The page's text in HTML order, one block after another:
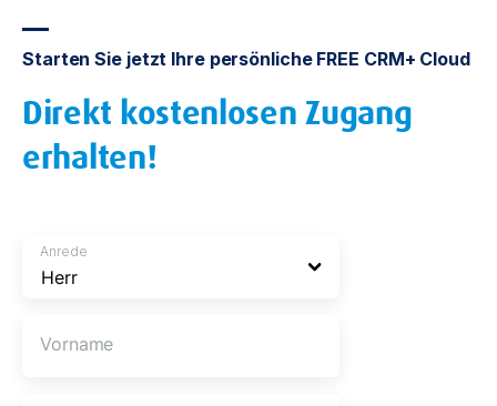
Starten Sie jetzt Ihre persönliche FREE CRM+ Cloud
Direkt kostenlosen Zugang
erhalten!
Anrede
Vorname